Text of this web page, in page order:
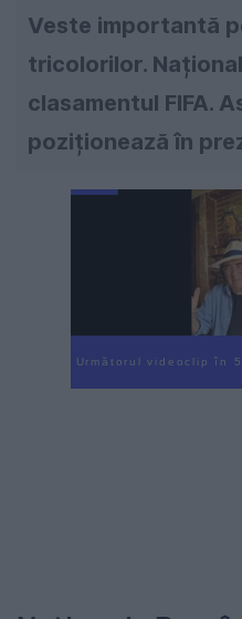
Veste importantă
tricolorilor.
clasamentul FIFA.
poziționează în
Următorul videoclip în 4